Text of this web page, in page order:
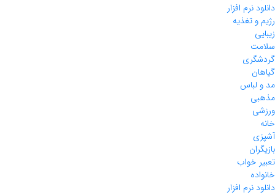
دانلود نرم افزار
رژیم و تغذیه
زیبایی
سلامت
گردشگری
گیاهان
مد و لباس
مذهبی
ورزشی
خانه
آشپزی
بازیگران
تعبیر خواب
خانواده
دانلود نرم افزار